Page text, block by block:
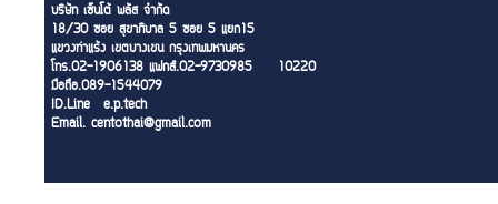
บริษัท เซ็นโต้ พลัส จำกัด
18/30 ซอย สุขาภิบาล 5 ซอย 5 แยก15
แขวงท่าแร้ง เขตบางเขน กรุงเทพมหานคร
โทร.02-1906138 แฟกส์.02-9730985
มือถือ.089-1544079
ID.Line e.p.tech
Email. centothai@gmail.com
10220